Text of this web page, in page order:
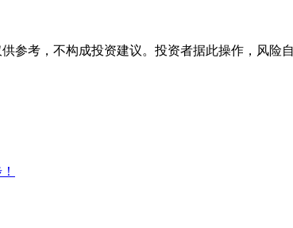
参考，不构成投资建议。投资者据此操作，风险自